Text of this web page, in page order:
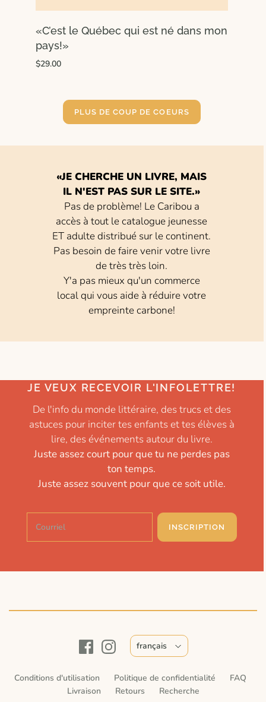
«C’est le Québec qui est né dans mon
pays!»
$29.00
PLUS DE COUP DE COEURS
«JE CHERCHE UN LIVRE, MAIS
IL N'EST PAS SUR LE SITE.»
Pas de problème! Le Caribou a
accès à tout le catalogue jeunesse
ET adulte distribué sur le continent.
Pas besoin de faire venir votre livre
de très très loin.
Y'a pas mieux qu'un commerce
local qui vous aide à réduire votre
empreinte carbone!
JE VEUX RECEVOIR L'INFOLETTRE!
De l'info du monde littéraire, des trucs et des
astuces pour inciter tes enfants et tes élèves à
lire, des événements autour du livre.
Juste assez court pour que tu ne perdes pas
ton temps.
Juste assez souvent pour que ce soit utile.
INSCRIPTION
Conditions d'utilisation Politique de confidentialité
FAQ
Livraison
Retours Recherche
français